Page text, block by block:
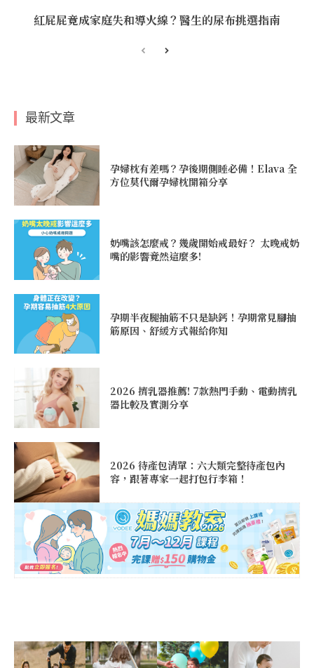
紅屁屁竟成家庭失和導火線？醫生的尿布挑選指南
最新文章
孕婦枕有差嗎？孕後期側睡必備！Elava 全
方位莫代爾孕婦枕開箱分享
奶嘴該怎麼戒？幾歲開始戒最好？ 太晚戒奶
嘴的影響竟然這麼多!
孕期半夜腿抽筋不只是缺鈣！孕期常見腳抽
筋原因、舒緩方式報給你知
2026 擠乳器推薦! 7款熱門手動、電動擠乳
器比較及實測分享
2026 待產包清單：六大類完整待產包內
容，跟著專家一起打包行李箱！